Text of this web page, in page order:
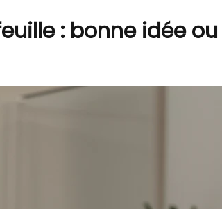
: bonne idée